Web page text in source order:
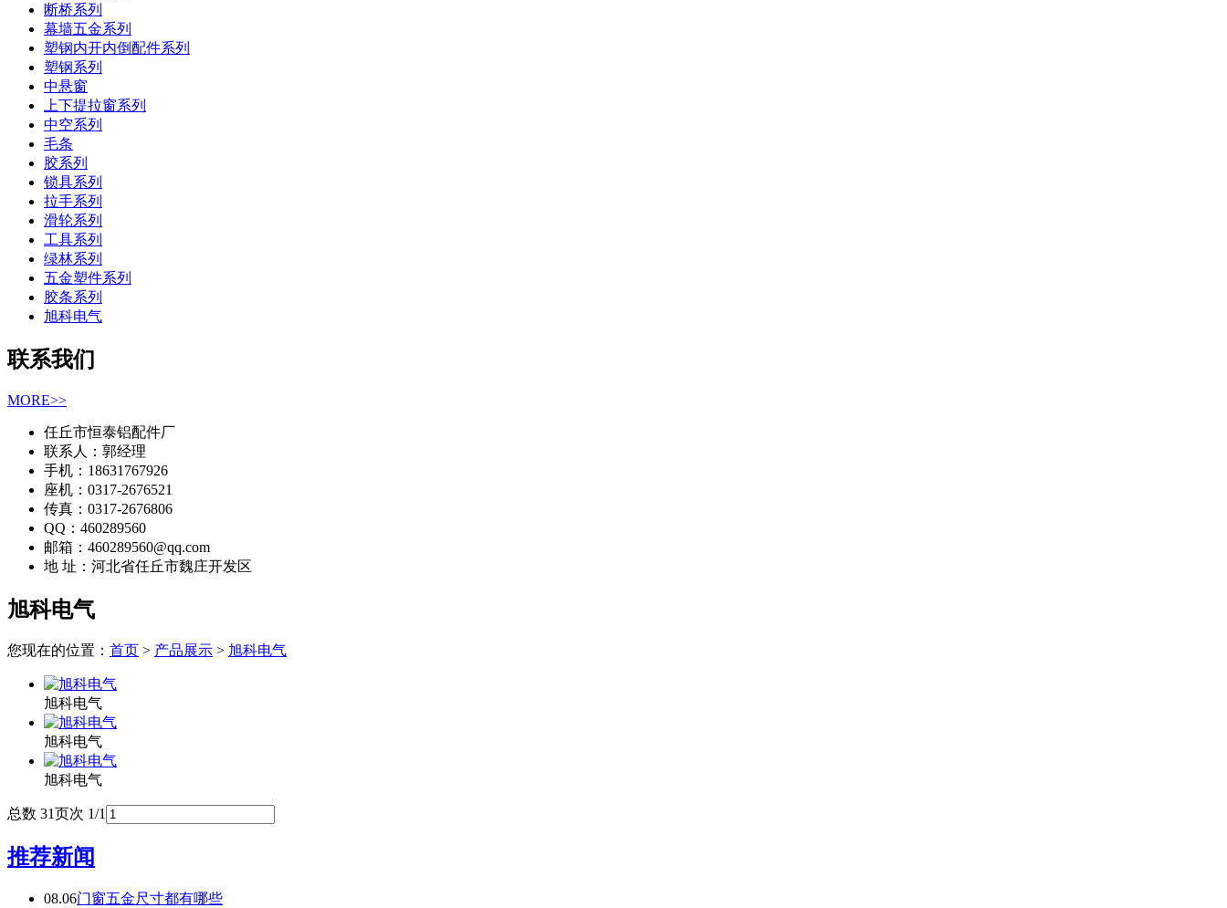
断桥系列
幕墙五金系列
塑钢内开内倒配件系列
塑钢系列
中悬窗
上下提拉窗系列
中空系列
毛条
胶系列
锁具系列
拉手系列
滑轮系列
工具系列
绿林系列
五金塑件系列
胶条系列
旭科电气
联系我们
MORE>>
任丘市恒泰铝配件厂
联系人：郭经理
手机：18631767926
座机：0317-2676521
传真：0317-2676806
QQ：460289560
邮箱：460289560@qq.com
地 址：河北省任丘市魏庄开发区
旭科电气
您现在的位置： 首页 > 产品展示 > 旭科电气
旭科电气
旭科电气
旭科电气
总数 31页次 1/1
推荐新闻
08.06门窗五金尺寸都有哪些